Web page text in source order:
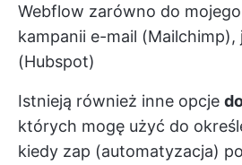
Webflow zarówno do
kampanii e-mail (Mailchimp),
(Hubspot)
Istnieją również inne opcje
których mogę użyć do
kiedy zap (automatyzacja)